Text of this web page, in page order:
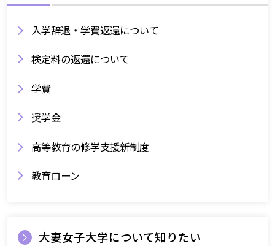
入学辞退・学費返還について
検定料の返還について
学費
奨学金
高等教育の修学支援新制度
教育ローン
大妻女子大学について知りたい